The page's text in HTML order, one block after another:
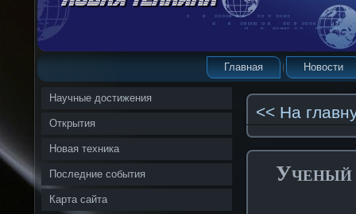
Главная Новости
Научные достижения
Открытия
Новая техника
Последние события
Карта сайта
<< На
Ученый